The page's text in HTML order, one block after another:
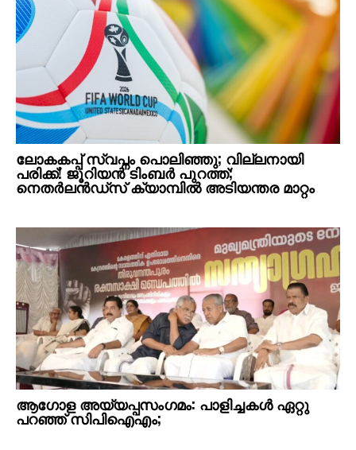
ലോകകപ്പ് സ്വപ്നം പൊലിഞ്ഞു; വില്ലനായി
പരിക്ക്! ജൂറിയൻ ടിംബർ പുറത്ത്;
നെതർലൻഡ്‌സ് ക്യാമ്പിൽ അടിയന്തര മാറ്റം
ആഗോള അയ്യപ്പസംഗമം: പാളിച്ചകൾ ഏറ്റു
പറഞ്ഞ് സിപിഐഎം;